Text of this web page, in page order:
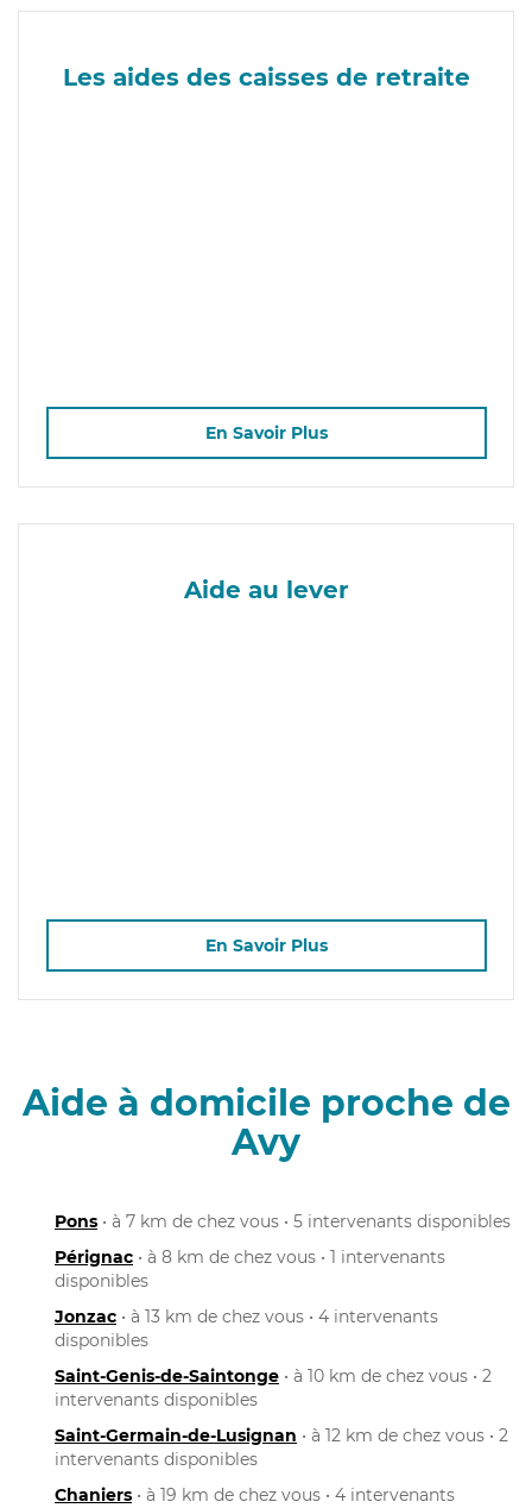
Les aides des caisses de retraite
En Savoir Plus
Aide au lever
En Savoir Plus
Aide à domicile proche de
Avy
Pons • à 7 km de chez vous • 5 intervenants disponibles
Pérignac • à 8 km de chez vous • 1 intervenants
disponibles
Jonzac • à 13 km de chez vous • 4 intervenants
disponibles
Saint-Genis-de-Saintonge • à 10 km de chez vous • 2
intervenants disponibles
Saint-Germain-de-Lusignan • à 12 km de chez vous • 2
intervenants disponibles
Chaniers • à 19 km de chez vous • 4 intervenants